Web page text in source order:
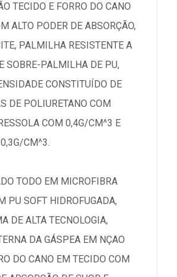
TECIDO E FORRO DO CANO
ALTO PODER DE ABSORÇÃO,
PALMILHA RESISTENTE A
SOBRE-PALMILHA DE PU,
CONSTITUÍDO DE
DE POLIURETANO COM
COM 0,4G/CM^3 E
CM^3.
TODO EM MICROFIBRA
PU SOFT HIDROFUGADA,
DE ALTA TECNOLOGIA,
DA GÁSPEA EM NÇAO
DO CANO EM TECIDO COM